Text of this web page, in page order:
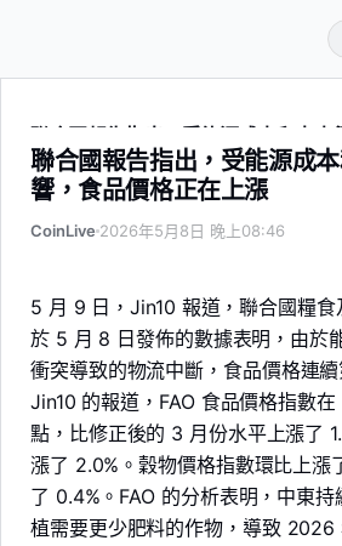
聯合國報告指出，受能源成本和中
聯合國報告指出，受能源成
響，食品價格正在上漲
CoinLive 2026年5月8日 晚上08:46
5 月 9 日，Jin10 報道，聯合國糧食
於 5 月 8 日發佈的數據表明，由於
衝突導致的物流中斷，食品價格連
Jin10 的報道，FAO 食品價格指數
點，比修正後的 3 月份水平上漲了
漲了 2.0%。穀物價格指數環比上漲
了 0.4%。FAO 的分析表明，中東
植需要更少肥料的作物，導致 2026